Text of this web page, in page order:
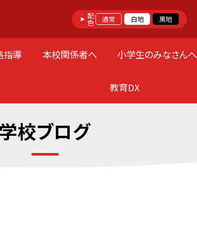
配色 通常 白地 黒地
指導 本校関係者へ 小学生のみなさんへ
教育DX
学校ブログ